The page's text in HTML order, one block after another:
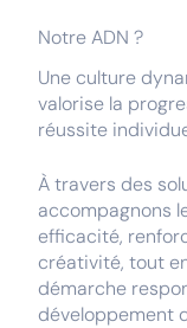
Notre ADN ?
Une culture
valorise la
réussite
À travers des
accompagnons
efficacité,
créativité, tout
démarche
développement